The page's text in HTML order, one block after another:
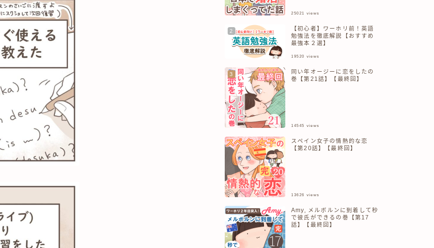
25021 views
【初心者】ワーホリ前！英語
勉強法を徹底解説【おすすめ
最強本２選】
19520 views
同い年オージーに恋をしたの
巻【第21話】【最終回】
14545 views
スペイン女子の情熱的な恋
【第20話】【最終回】
13626 views
Amy, メルボルンに到着して秒
で彼氏ができるの巻【第17
話】【最終回】